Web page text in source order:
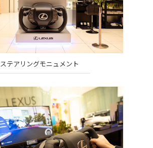
ステアリングモニュメント